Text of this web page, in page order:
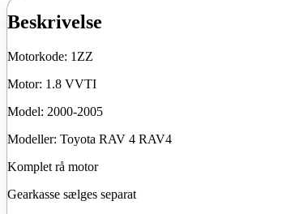
Beskrivelse
Motorkode: 1ZZ
Motor: 1.8 VVTI
Model: 2000-2005
Modeller: Toyota RAV 4 RAV4
Komplet rå motor
Gearkasse sælges separat